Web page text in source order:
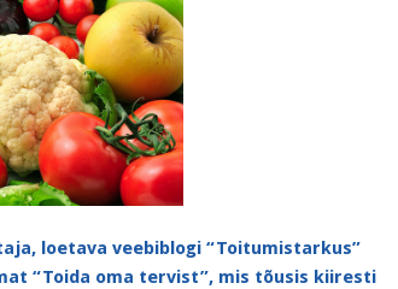
loetava veebiblogi “Toitumistarkus”
“Toida oma tervist”, mis tõusis kiiresti